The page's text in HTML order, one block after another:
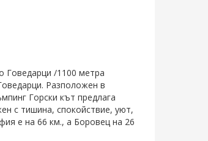
Говедарци /1100 метра
Разположен в
Горски кът предлага
с тишина, спокойствие, уют,
е на 66 км., а Боровец на 26